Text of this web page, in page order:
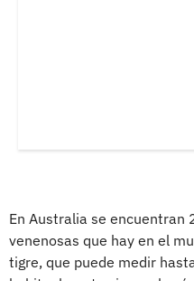
En Australia se encuentran
venenosas que hay en el
tigre, que puede medir